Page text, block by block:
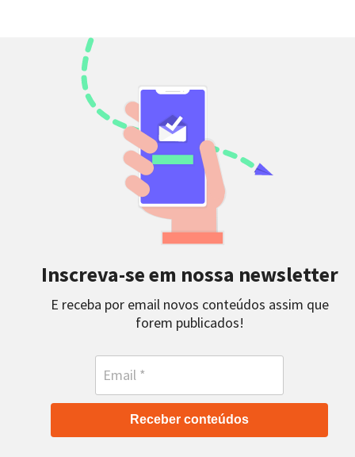
Inscreva-se em nossa newsletter
E receba por email novos conteúdos assim que
forem publicados!
Receber conteúdos